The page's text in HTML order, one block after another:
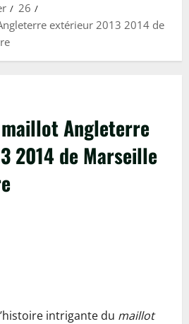
26
extérieur 2013 2014 de
Angleterre
2014 de Marseille
intrigante du maillot